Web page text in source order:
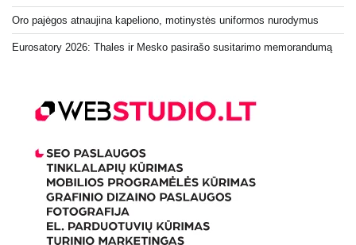
Oro pajėgos atnaujina kapeliono, motinystės uniformos nurodymus
Eurosatory 2026: Thales ir Mesko pasirašo susitarimo memorandumą